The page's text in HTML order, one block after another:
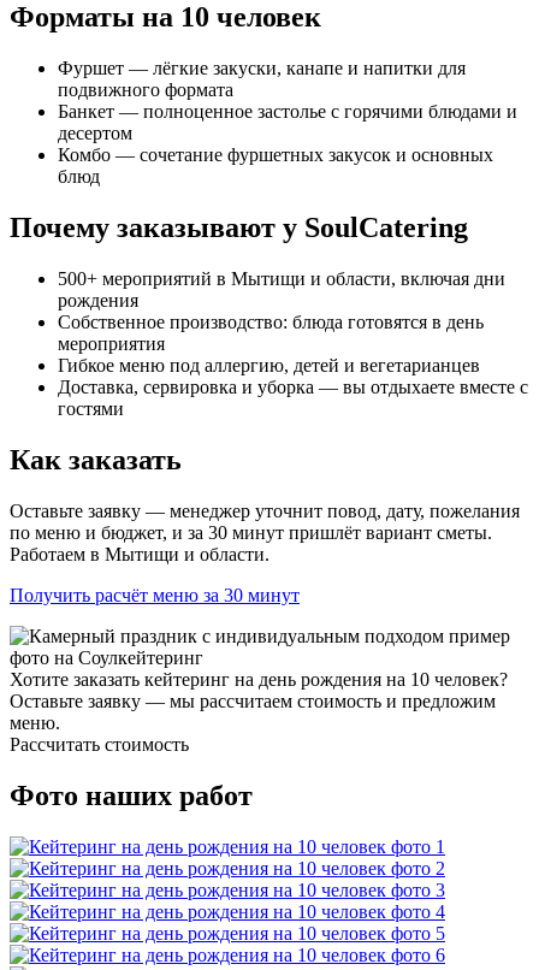
Форматы на 10 человек
Фуршет — лёгкие закуски, канапе и напитки для
подвижного формата
Банкет — полноценное застолье с горячими блюдами и
десертом
Комбо — сочетание фуршетных закусок и основных
блюд
Почему заказывают у SoulCatering
500+ мероприятий в Мытищи и области, включая дни
рождения
Собственное производство: блюда готовятся в день
мероприятия
Гибкое меню под аллергию, детей и вегетарианцев
Доставка, сервировка и уборка — вы отдыхаете вместе с
гостями
Как заказать
Оставьте заявку — менеджер уточнит повод, дату, пожелания
по меню и бюджет, и за 30 минут пришлёт вариант сметы.
Работаем в Мытищи и области.
Получить расчёт меню за 30 минут
Хотите заказать кейтеринг на день рождения на 10 человек?
Оставьте заявку — мы рассчитаем стоимость и предложим
меню.
Рассчитать стоимость
Фото наших работ